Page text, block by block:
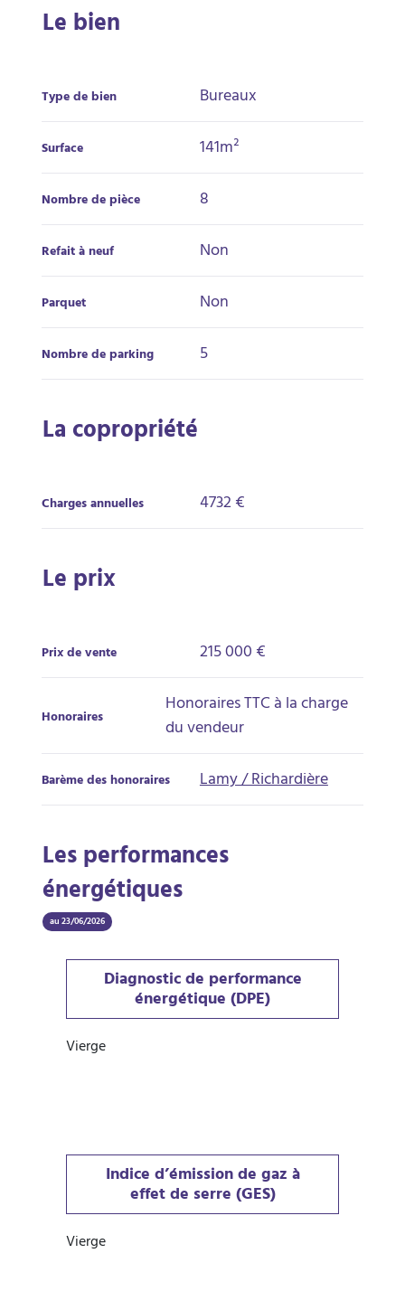
Le bien
Type de bien Bureaux
Surface 141m²
Nombre de pièce 8
Refait à neuf Non
Parquet Non
Nombre de parking 5
La copropriété
Charges annuelles 4732 €
Le prix
Prix de vente 215 000 €
Honoraires Honoraires TTC à la charge
du vendeur
Barème des honoraires Lamy / Richardière
Les performances
énergétiques
au 23/06/2026
Diagnostic de performance
énergétique (DPE)
Vierge
Indice d’émission de gaz à
effet de serre (GES)
Vierge